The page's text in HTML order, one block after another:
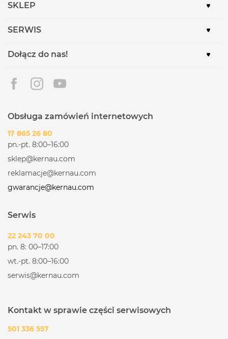
SKLEP
SERWIS
Dołącz do nas!
Obsługa zamówień internetowych
17 865 26 80
pn.-pt. 8:00–16:00
sklep@kernau.com
reklamacje@kernau.com
gwarancje@kernau.com
Serwis
22 243 70 00
pn. 8: 00–17:00
wt.-pt. 8:00–16:00
serwis@kernau.com
Kontakt w sprawie części serwisowych
501 336 557